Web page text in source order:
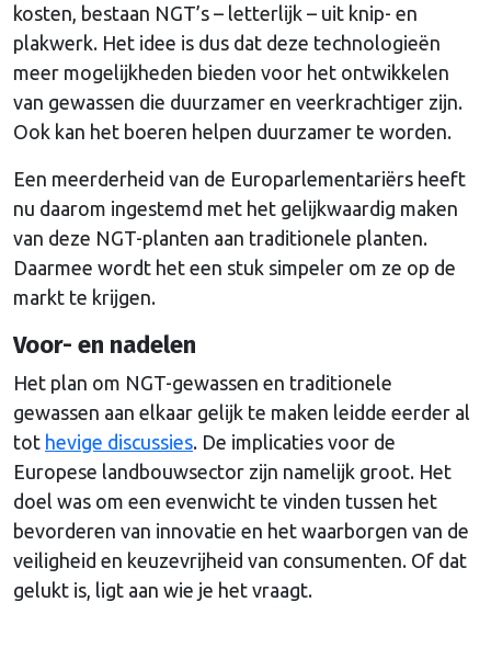
kosten, bestaan NGT’s – letterlijk – uit knip- en
plakwerk. Het idee is dus dat deze technologieën
meer mogelijkheden bieden voor het ontwikkelen
van gewassen die duurzamer en veerkrachtiger zijn.
Ook kan het boeren helpen duurzamer te worden.
Een meerderheid van de Europarlementariërs heeft
nu daarom ingestemd met het gelijkwaardig maken
van deze NGT-planten aan traditionele planten.
Daarmee wordt het een stuk simpeler om ze op de
markt te krijgen.
Voor- en nadelen
Het plan om NGT-gewassen en traditionele
gewassen aan elkaar gelijk te maken leidde eerder al
tot hevige discussies. De implicaties voor de
Europese landbouwsector zijn namelijk groot. Het
doel was om een evenwicht te vinden tussen het
bevorderen van innovatie en het waarborgen van de
veiligheid en keuzevrijheid van consumenten. Of dat
gelukt is, ligt aan wie je het vraagt.